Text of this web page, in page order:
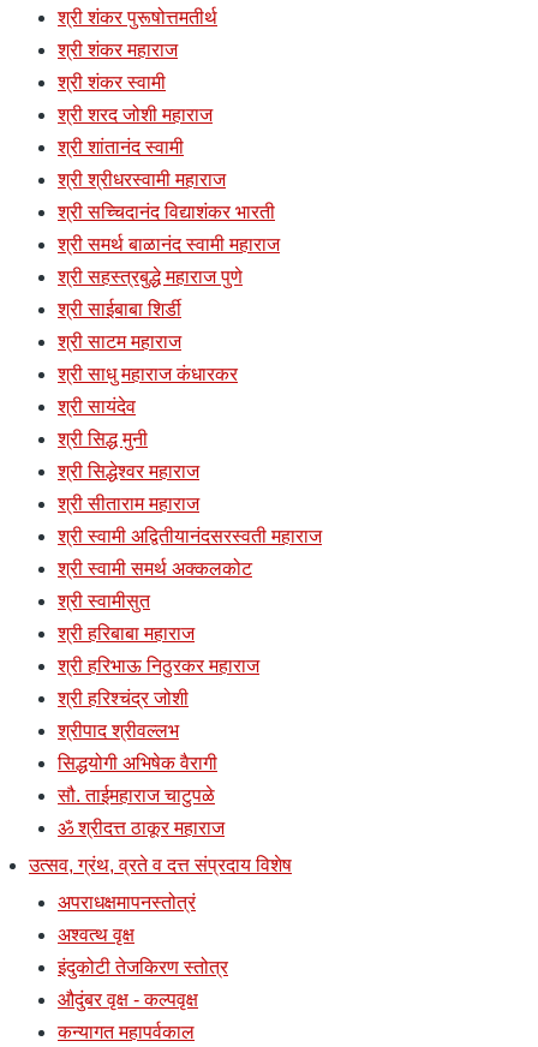
श्री शंकर पुरूषोत्तमतीर्थ
श्री शंकर महाराज
श्री शंकर स्वामी
श्री शरद जोशी महाराज
श्री शांतानंद स्वामी
श्री श्रीधरस्वामी महाराज
श्री सच्चिदानंद विद्याशंकर भारती
श्री समर्थ बाळानंद स्वामी महाराज
श्री सहस्त्रबुद्धे महाराज पुणे
श्री साईबाबा शिर्डी
श्री साटम महाराज
श्री साधु महाराज कंधारकर
श्री सायंदेव
श्री सिद्ध मुनी
श्री सिद्धेश्वर महाराज
श्री सीताराम महाराज
श्री स्वामी अद्वितीयानंदसरस्वती महाराज
श्री स्वामी समर्थ अक्कलकोट
श्री स्वामीसुत
श्री हरिबाबा महाराज
श्री हरिभाऊ निठुरकर महाराज
श्री हरिश्चंद्र जोशी
श्रीपाद श्रीवल्लभ
सिद्धयोगी अभिषेक वैरागी
सौ. ताईमहाराज चाटुपळे
ॐ श्रीदत्त ठाकूर महाराज
उत्सव, ग्रंथ, व्रते व दत्त संप्रदाय विशेष
अपराधक्षमापनस्तोत्रं
अश्वत्थ वृक्ष
इंदुकोटी तेजकिरण स्तोत्र
औदुंबर वृक्ष - कल्पवृक्ष
कन्यागत महापर्वकाल